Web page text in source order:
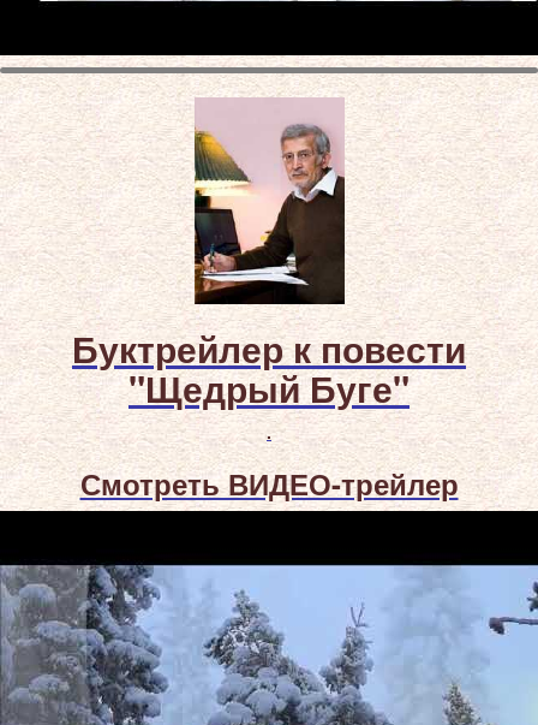
Буктрейлер к повести
"Щедрый Буге"
.
Смотреть ВИДЕО-трейлер